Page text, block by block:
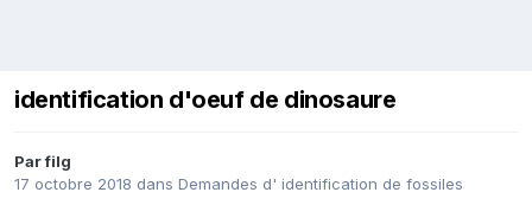
identification d'oeuf de dinosaure
Parfilg
17 octobre 2018 dans Demandes d' identification de fossiles